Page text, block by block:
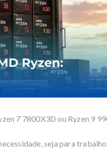
7 7800X3D ou Ryzen 9
seja para